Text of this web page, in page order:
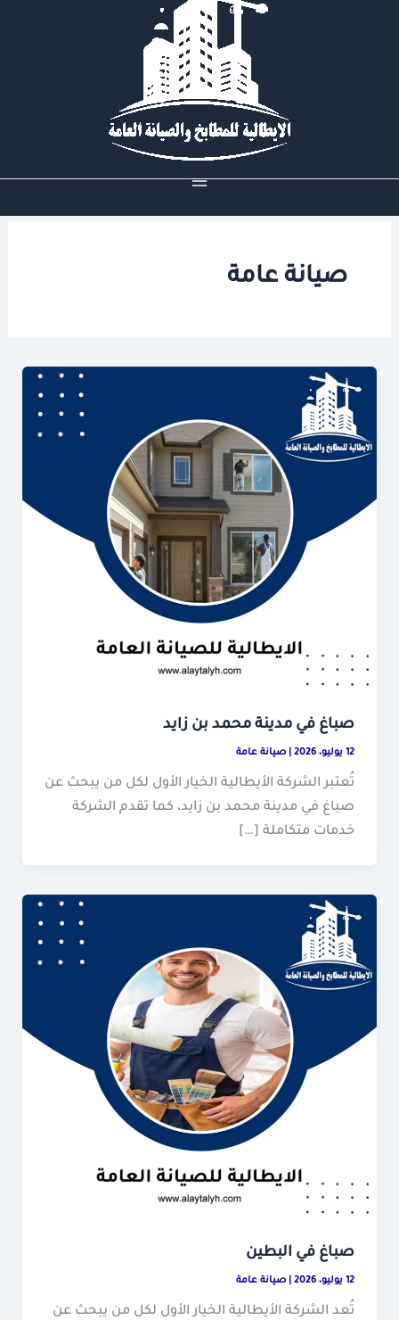
صيانة عامة
صباغ في مدينة محمد بن زايد
12 يوليو، 2026 صيانة عامة
تُعتبر الشركة الأيطالية الخيار الأول لكل من يبحث عن
صباغ في مدينة محمد بن زايد، كما تقدم الشركة
خدمات متكاملة […]
صباغ في البطين
12 يوليو، 2026 صيانة عامة
تُعد الشركة الأيطالية الخيار الأول لكل من يبحث عن